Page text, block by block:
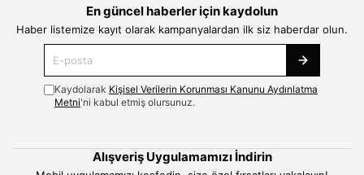
En güncel haberler için kaydolun
Haber listemize kayıt olarak kampanyalardan ilk siz haberdar olun.
Kaydolarak Kişisel Verilerin Korunması Kanunu Aydınlatma
Metni'ni kabul etmiş olursunuz.
Alışveriş Uygulamamızı İndirin